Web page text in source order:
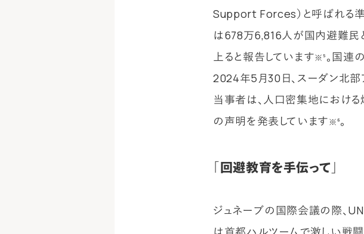
Support Forces）と呼ばれる
は678万6,816人が国内避難民
上ると報告しています※⁵。国連
2024年5月30日、スーダン北部
当事者は、人口密集地におけ
の声明を発表しています※⁶。
「回避教育を手伝って」
ジュネーブの国際会議の際、